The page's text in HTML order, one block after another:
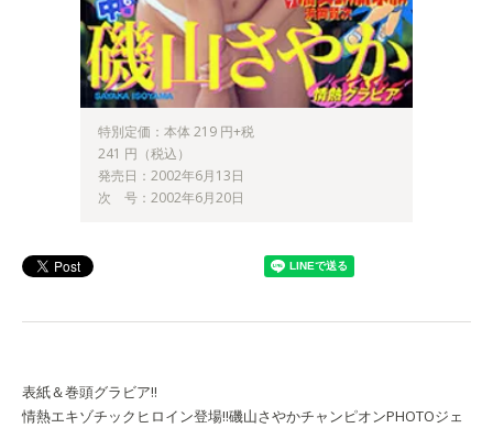
特別定価：本体 219 円+税
241 円（税込）
発売日：2002年6月13日
次 号：2002年6月20日
表紙＆巻頭グラビア!!
情熱エキゾチックヒロイン登場!!磯山さやかチャンピオンPHOTOジェ